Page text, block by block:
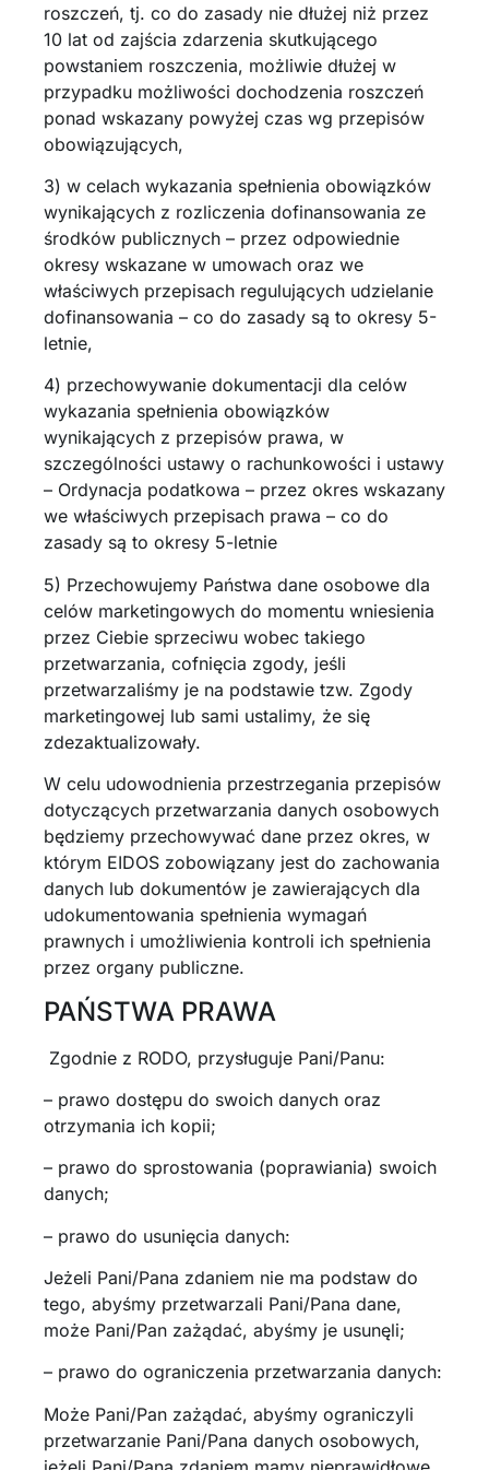
roszczeń, tj. co do zasady nie dłużej niż przez
10 lat od zajścia zdarzenia skutkującego
powstaniem roszczenia, możliwie dłużej w
przypadku możliwości dochodzenia roszczeń
ponad wskazany powyżej czas wg przepisów
obowiązujących,
3) w celach wykazania spełnienia obowiązków
wynikających z rozliczenia dofinansowania ze
środków publicznych – przez odpowiednie
okresy wskazane w umowach oraz we
właściwych przepisach regulujących udzielanie
dofinansowania – co do zasady są to okresy 5-
letnie,
4) przechowywanie dokumentacji dla celów
wykazania spełnienia obowiązków
wynikających z przepisów prawa, w
szczególności ustawy o rachunkowości i ustawy
– Ordynacja podatkowa – przez okres wskazany
we właściwych przepisach prawa – co do
zasady są to okresy 5-letnie
5) Przechowujemy Państwa dane osobowe dla
celów marketingowych do momentu wniesienia
przez Ciebie sprzeciwu wobec takiego
przetwarzania, cofnięcia zgody, jeśli
przetwarzaliśmy je na podstawie tzw. Zgody
marketingowej lub sami ustalimy, że się
zdezaktualizowały.
W celu udowodnienia przestrzegania przepisów
dotyczących przetwarzania danych osobowych
będziemy przechowywać dane przez okres, w
którym EIDOS zobowiązany jest do zachowania
danych lub dokumentów je zawierających dla
udokumentowania spełnienia wymagań
prawnych i umożliwienia kontroli ich spełnienia
przez organy publiczne.
PAŃSTWA PRAWA
Zgodnie z RODO, przysługuje Pani/Panu:
– prawo dostępu do swoich danych oraz
otrzymania ich kopii;
– prawo do sprostowania (poprawiania) swoich
danych;
– prawo do usunięcia danych:
Jeżeli Pani/Pana zdaniem nie ma podstaw do
tego, abyśmy przetwarzali Pani/Pana dane,
może Pani/Pan zażądać, abyśmy je usunęli;
– prawo do ograniczenia przetwarzania danych:
Może Pani/Pan zażądać, abyśmy ograniczyli
przetwarzanie Pani/Pana danych osobowych,
jeżeli Pani/Pana zdaniem mamy nieprawidłowe